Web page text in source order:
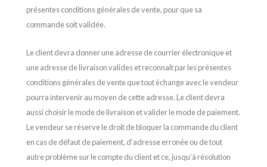
présentes conditions générales de vente, pour que sa
commande soit validée.
Le client devra donner une adresse de courrier électronique et
une adresse de livraison valides et reconnaît par les présentes
conditions générales de vente que tout échange avec le vendeur
pourra intervenir au moyen de cette adresse. Le client devra
aussi choisir le mode de livraison et valider le mode de paiement.
Le vendeur se réserve le droit de bloquer la commande du client
en cas de défaut de paiement, d’adresse erronée ou de tout
autre problème sur le comptedu client et ce, jusqu’à résolution